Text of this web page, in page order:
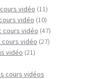
vidéo 1111
produits
vidéo 1010
produits
cours vidéo 4747
produits
cours vidéo 2727
vidéo 2121
cours vidéos